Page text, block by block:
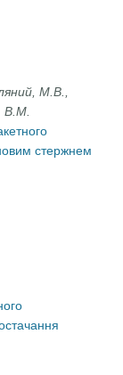
М.В.,
В.М.
стержнем